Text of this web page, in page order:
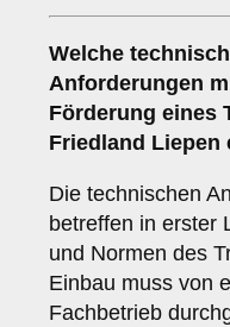
Welche
Anforderungen
Förderung eines
Friedland Liepen
Die technischen
betreffen in erster
und Normen des
Einbau muss von
Fachbetrieb